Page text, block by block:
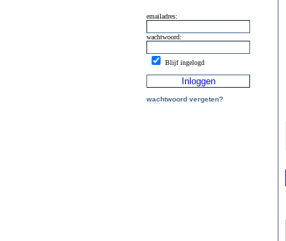
emailadres:
wachtwoord:
Blijf ingelogd
wachtwoord vergeten?